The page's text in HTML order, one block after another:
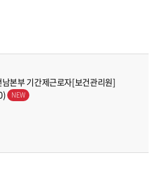
본부 기간제근로자[보건관리원]